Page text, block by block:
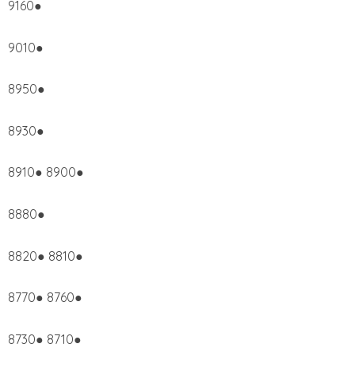
9160●
9010●
8950●
8930●
8910● 8900●
8880●
8820● 8810●
8770● 8760●
8730● 8710●